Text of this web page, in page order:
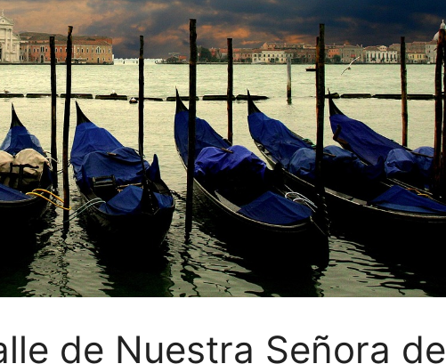
de Nuestra Señora de